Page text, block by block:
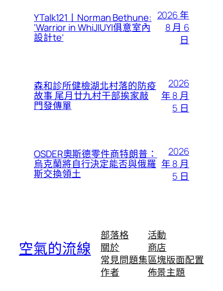
YTalk121丨Norman Bethune:
‘Warrior in WhiJIUYI俱意室內
設計te’
2026 年
8 月 6
日
森和診所健檢湖北村落的防疫
故事 尾月廿九村干部挨家敲
門發傳單
2026
年 8 月
5 日
OSDER奧斯德零件商特朗普：
烏克蘭將自行決定能否與俄羅
斯交換領土
2026
年 8 月
5 日
空氣的流線
部落格
關於
常見問題集
作者
活動
商店
區塊版面配置
佈景主題